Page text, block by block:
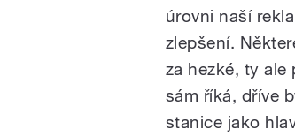
úrovni naší
zlepšení.
za hezké, ty
sám říká, dříve
stanice jako